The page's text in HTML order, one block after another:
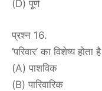
(D) पूर्ण
प्रश्न 16.
‘परिवार’ का विशेष्य होता है
(A) पाशविक
(B) पारिवारिक